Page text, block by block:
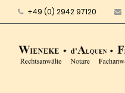
+49 (0) 2942 97120